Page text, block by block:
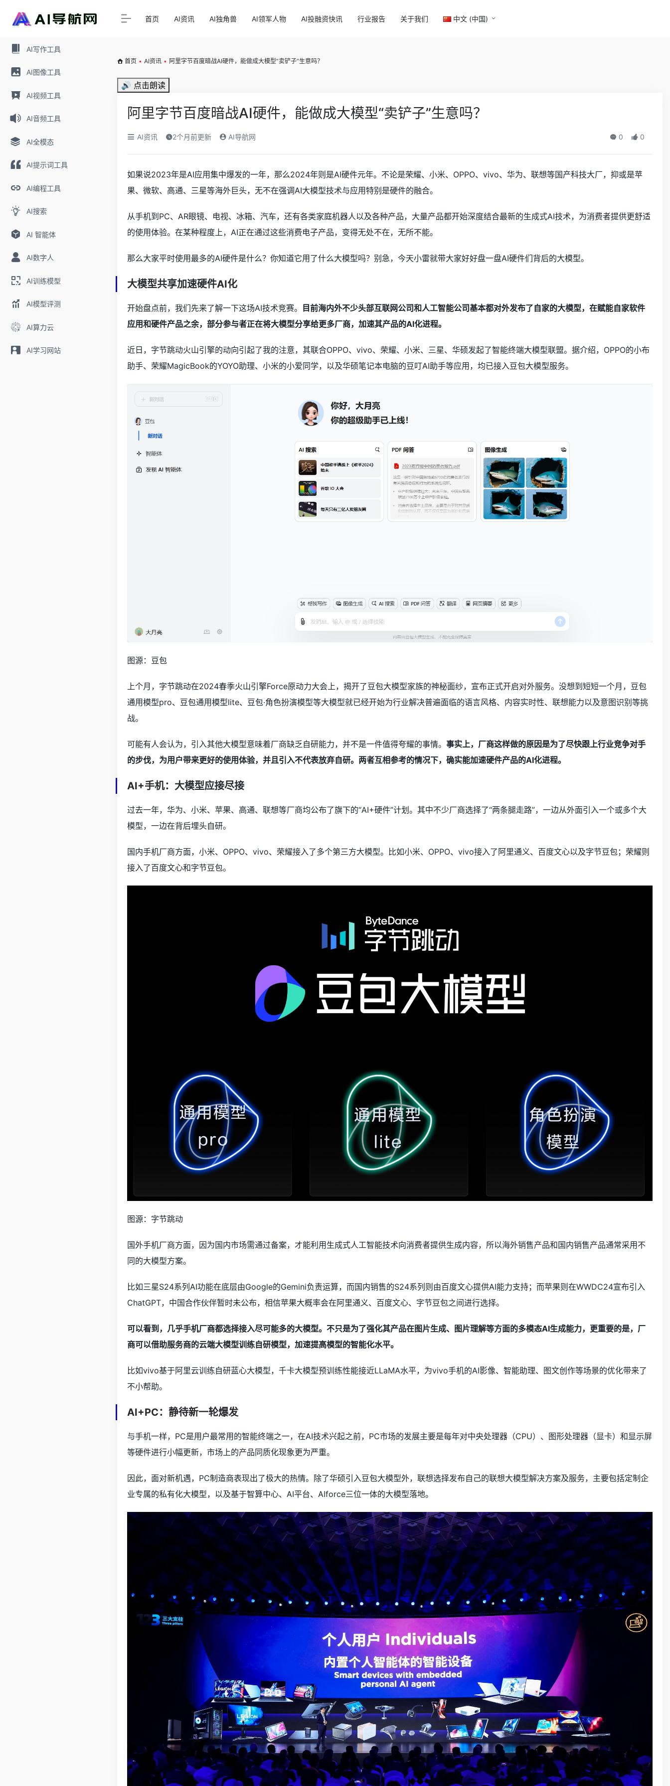
AI写作工具
AI图像工具
AI视频工具
AI音频工具
AI全模态
AI提示词工具
AI编程工具
AI搜索
AI 智能体
AI数字人
AI训练模型
AI模型评测
AI算力云
AI学习网站
首页 AI资讯 AI独角兽 AI领军人物 AI投融资快讯 行业报告 关于我们 中文 (中国)
首页 • AI资讯 • 阿里字节百度暗战AI硬件，能做成大模型“卖铲子”生意吗？
🔊 点击朗读
阿里字节百度暗战AI硬件，能做成大模型“卖铲子”生意吗？
AI资讯 2个月前更新 AI导航网 0 0
如果说2023年是AI应用集中爆发的一年，那么2024年则是AI硬件元年。不论是荣耀、小米、OPPO、vivo、华为、联想等国产科技大厂，抑或是苹
果、微软、高通、三星等海外巨头，无不在强调AI大模型技术与应用特别是硬件的融合。
从手机到PC、AR眼镜、电视、冰箱、汽车，还有各类家庭机器人以及各种产品，大量产品都开始深度结合最新的生成式AI技术，为消费者提供更舒适
的使用体验。在某种程度上，AI正在通过这些消费电子产品，变得无处不在，无所不能。
那么大家平时使用最多的AI硬件是什么？你知道它用了什么大模型吗？别急，今天小雷就带大家好好盘一盘AI硬件们背后的大模型。
大模型共享加速硬件AI化
开始盘点前，我们先来了解一下这场AI技术竞赛。
目前海内外不少头部互联网公司和人工智能公司基本都对外发布了自家的大模型，在赋能自家软件
应用和硬件产品之余，部分参与者正在将大模型分享给更多厂商，加速其产品的AI化进程。
近日，字节跳动火山引擎的动向引起了我的注意，其联合OPPO、vivo、荣耀、小米、三星、华硕发起了智能终端大模型联盟。据介绍，OPPO的小布
助手、荣耀MagicBook的YOYO助理、小米的小爱同学，以及华硕笔记本电脑的豆叮AI助手等应用，均已接入豆包大模型服务。
图源：豆包
上个月，字节跳动在2024春季火山引擎Force原动力大会上，揭开了豆包大模型家族的神秘面纱，宣布正式开启对外服务。没想到短短一个月，豆包
通用模型pro、豆包通用模型lite、豆包·角色扮演模型等大模型就已经开始为行业解决普遍面临的语言风格、内容实时性、联想能力以及意图识别等挑
战。
可能有人会认为，引入其他大模型意味着厂商缺乏自研能力，并不是一件值得夸耀的事情。 事实上，厂商这样做的原因是为了尽快跟上行业竞争对手
的步伐，为用户带来更好的使用体验，并且引入不代表放弃自研。两者互相参考的情况下，确实能加速硬件产品的AI化进程。
AI+手机：大模型应接尽接
过去一年，华为、小米、苹果、高通、联想等厂商均公布了旗下的“AI+硬件”计划。其中不少厂商选择了“两条腿走路”，一边从外面引入一个或多个大
模型，一边在背后埋头自研。
国内手机厂商方面，小米、OPPO、vivo、荣耀接入了多个第三方大模型。比如小米、OPPO、vivo接入了阿里通义、百度文心以及字节豆包；荣耀则
接入了百度文心和字节豆包。
图源：字节跳动
国外手机厂商方面，因为国内市场需通过备案，才能利用生成式人工智能技术向消费者提供生成内容，所以海外销售产品和国内销售产品通常采用不
同的大模型方案。
比如三星S24系列AI功能在底层由Google的Gemini负责运算，而国内销售的S24系列则由百度文心提供AI能力支持；而苹果则在WWDC24宣布引入
ChatGPT，中国合作伙伴暂时未公布，相信苹果大概率会在阿里通义、百度文心、字节豆包之间进行选择。
可以看到，几乎手机厂商都选择接入尽可能多的大模型。不只是为了强化其产品在图片生成、图片理解等方面的多模态AI生成能力，更重要的是，厂
商可以借助服务商的云端大模型训练自研模型，加速提高模型的智能化水平。
比如vivo基于阿里云训练自研蓝心大模型，千卡大模型预训练性能接近LLaMA水平，为vivo手机的AI影像、智能助理、图文创作等场景的优化带来了
不小帮助。
AI+PC：静待新一轮爆发
与手机一样，PC是用户最常用的智能终端之一，在AI技术兴起之前，PC市场的发展主要是每年对中央处理器（CPU）、图形处理器（显卡）和显示屏
等硬件进行小幅更新，市场上的产品同质化现象更为严重。
因此，面对新机遇，PC制造商表现出了极大的热情。除了华硕引入豆包大模型外，联想选择发布自己的联想大模型解决方案及服务，主要包括定制企
业专属的私有化大模型，以及基于智算中心、AI平台、AIforce三位一体的大模型落地。